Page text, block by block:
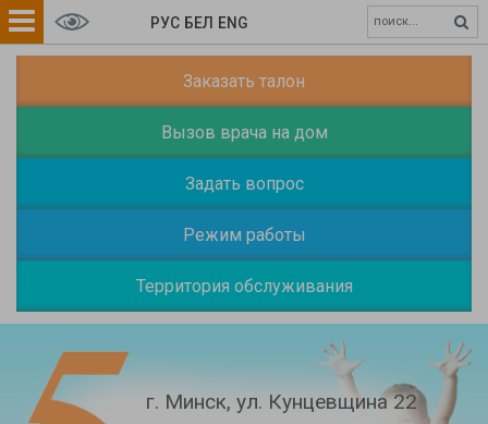
Заказать талон
Вызов врача на дом
Задать вопрос
Режим работы
Территория обслуживания
РУС БЕЛ ENG
г. Минск, ул. Кунцевщина 22